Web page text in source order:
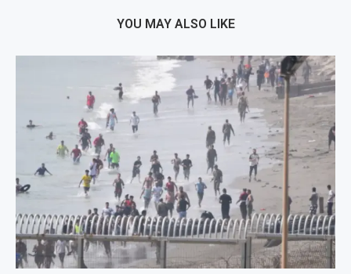
YOU MAY ALSO LIKE